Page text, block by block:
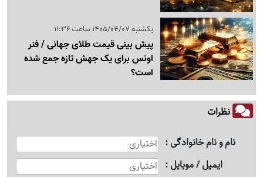
یکشنبه 1405/04/07 ساعت 11:36
پیش بینی قیمت طلای جهانی / فنر
اونس برای یک جهش تازه جمع شده
است؟
نظرات
نام و نام خانوادگی
ایمیل / موبایل